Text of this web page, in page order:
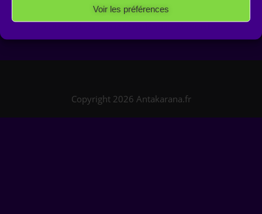
Voir les préférences
Copyright 2026 Antakarana.fr